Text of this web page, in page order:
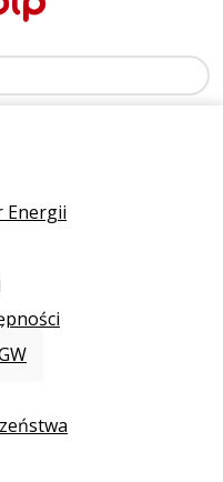
Energii